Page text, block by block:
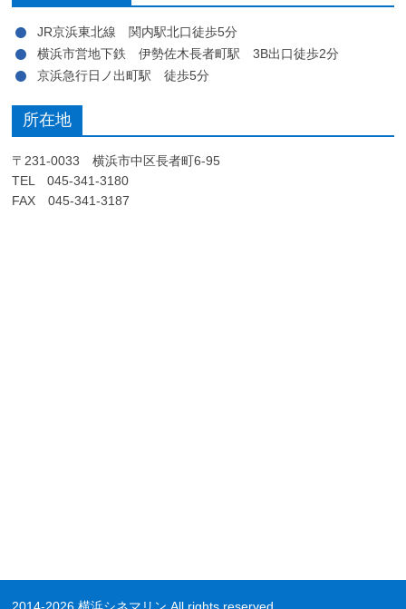
JR京浜東北線 関内駅北口徒歩5分
横浜市営地下鉄 伊勢佐木長者町駅 3B出口徒歩2分
京浜急行日ノ出町駅 徒歩5分
所在地
〒231-0033 横浜市中区長者町6-95
TEL 045-341-3180
FAX 045-341-3187
2014-2026 横浜シネマリン All rights reserved.